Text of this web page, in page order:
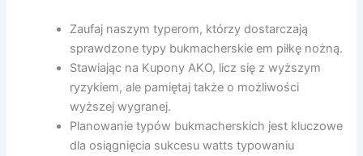
Zaufaj naszym typerom, którzy dostarczają
sprawdzone typy bukmacherskie em piłkę nożną.
Stawiając na Kupony AKO, licz się z wyższym
ryzykiem, ale pamiętaj także o możliwości
wyższej wygranej.
Planowanie typów bukmacherskich jest kluczowe
dla osiągnięcia sukcesu watts typowaniu